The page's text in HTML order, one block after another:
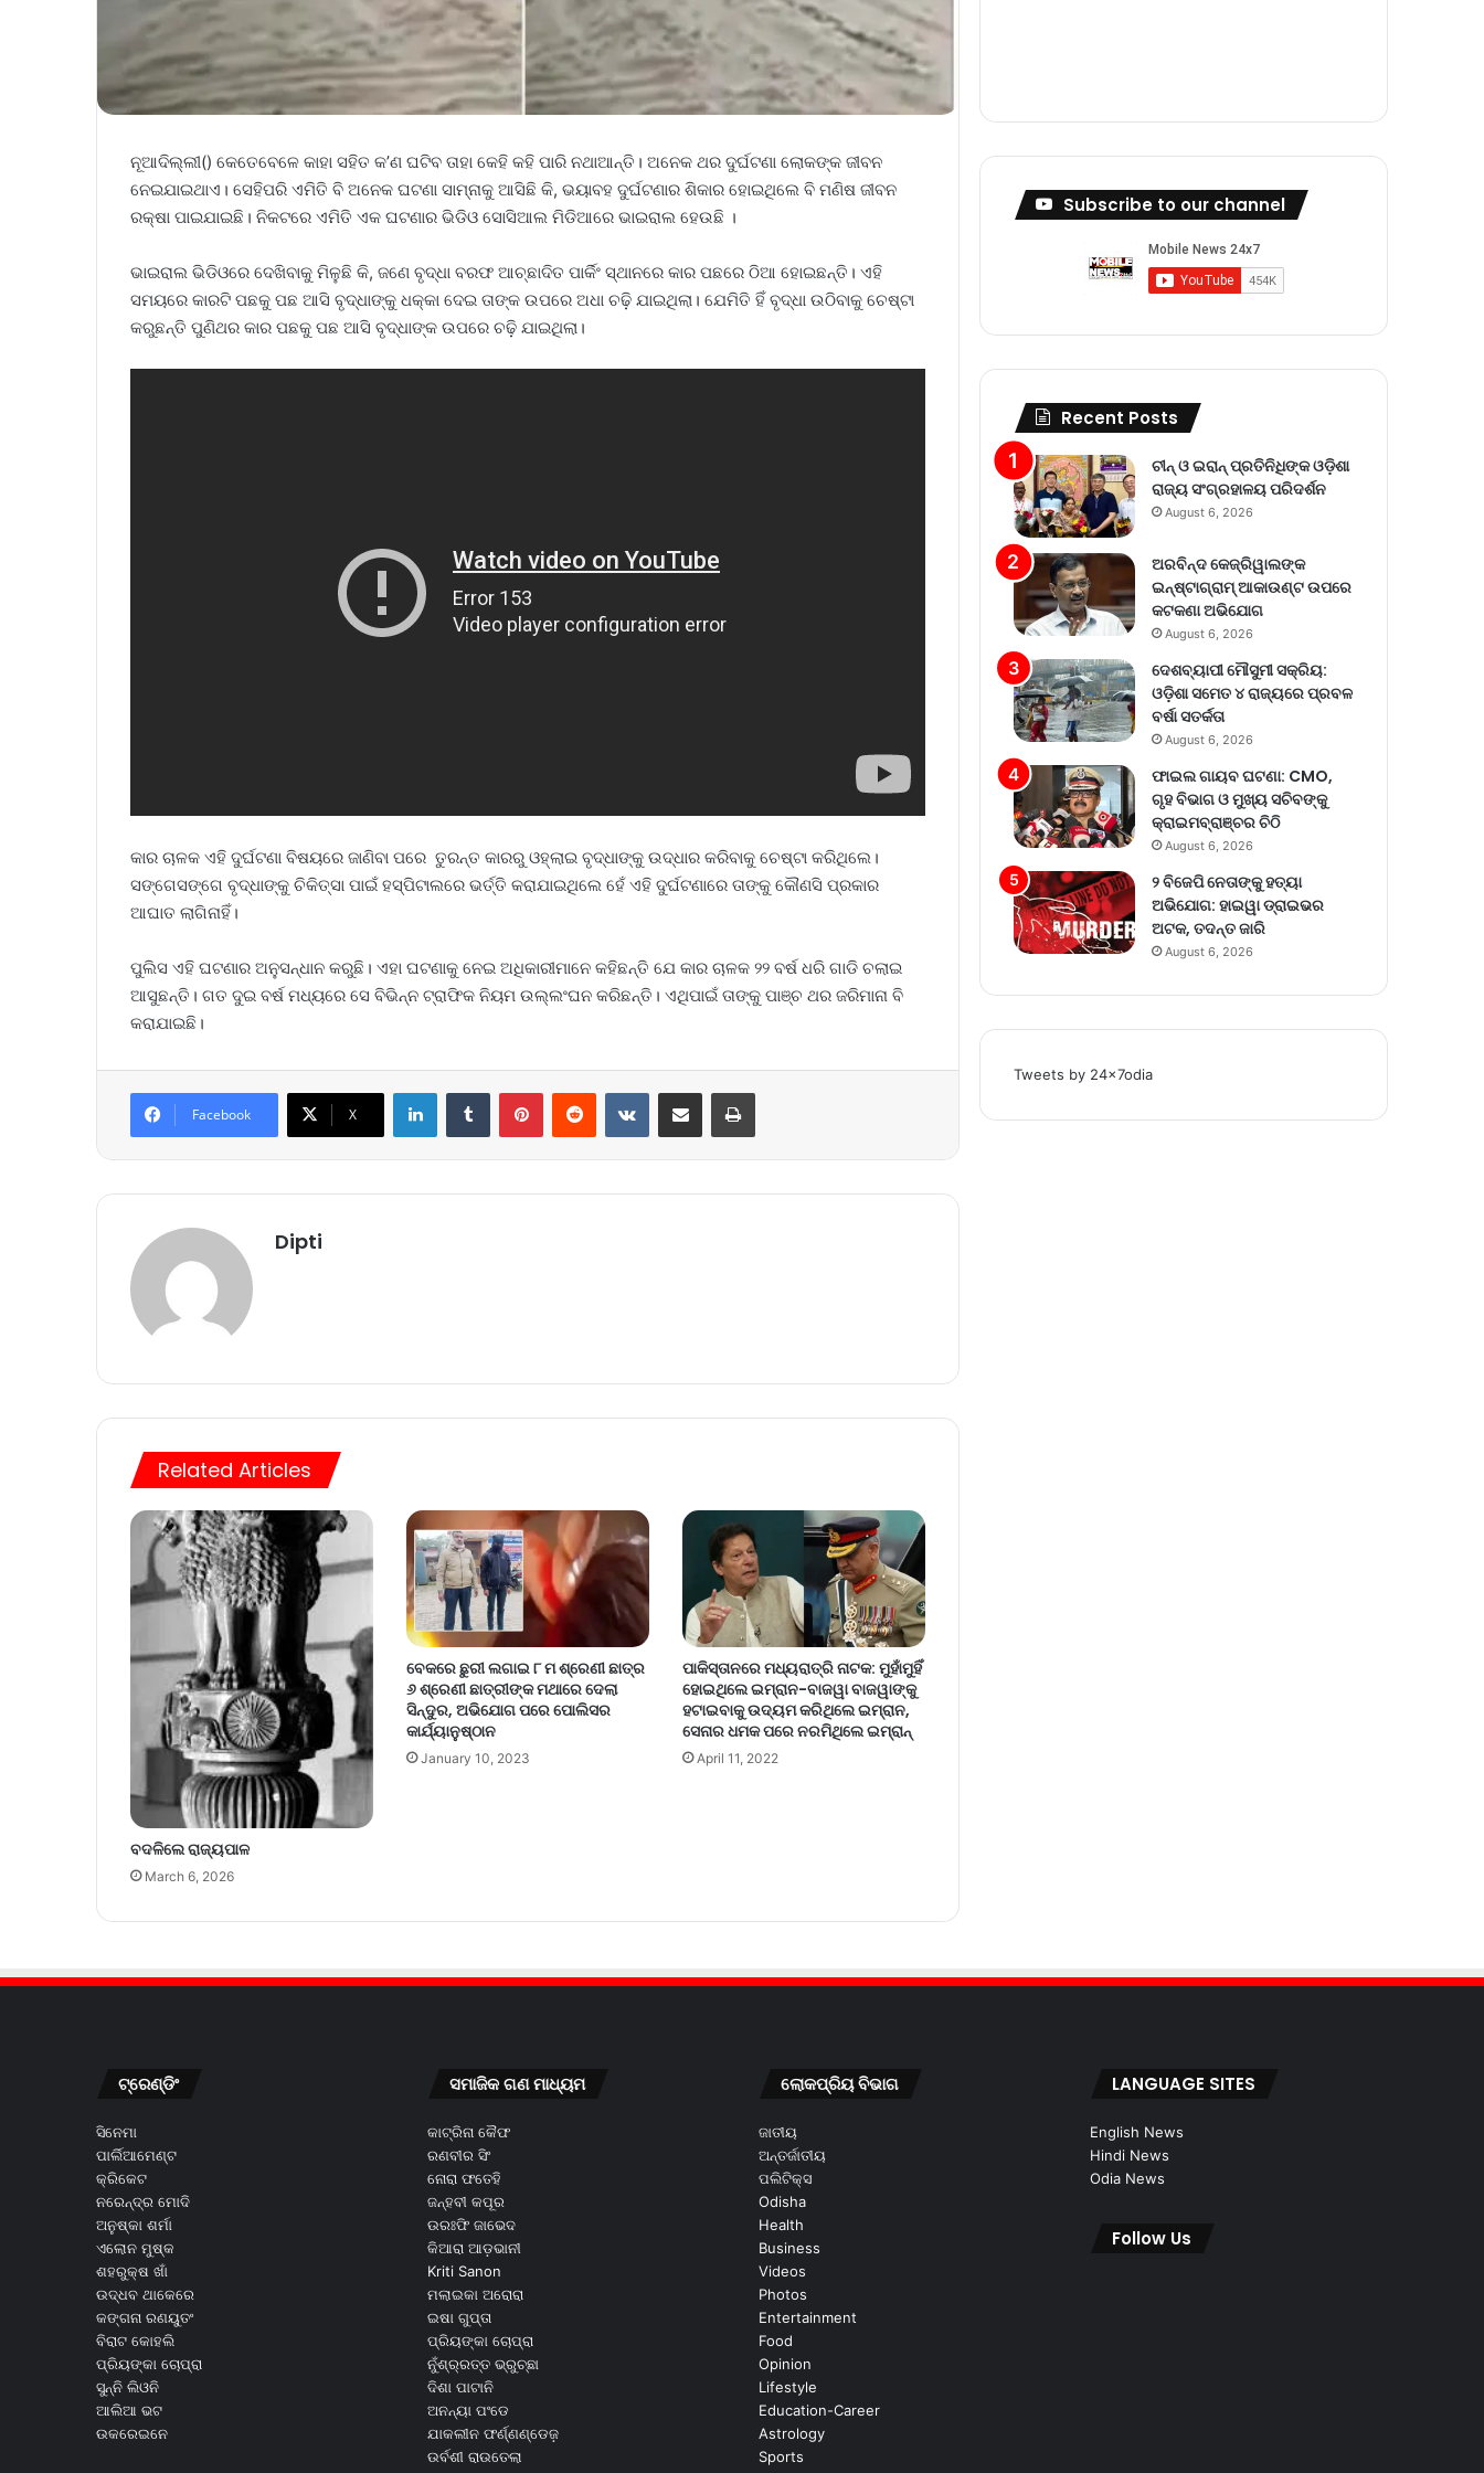
ନୂଆଦିଲ୍ଲୀ() କେତେବେଳେ କାହା ସହିତ କ’ଣ ଘଟିବ ତାହା କେହି କହି ପାରି ନଥାଆନ୍ତି। ଅନେକ ଥର ଦୁର୍ଘଟଣା ଲୋକଙ୍କ ଜୀବନ
ନେଇଯାଇଥାଏ। ସେହିପରି ଏମିତି ବି ଅନେକ ଘଟଣା ସାମ୍ନାକୁ ଆସିଛି କି, ଭୟାବହ ଦୁର୍ଘଟଣାର ଶିକାର ହୋଇଥିଲେ ବି ମଣିଷ ଜୀବନ
ରକ୍ଷା ପାଇଯାଇଛି। ନିକଟରେ ଏମିତି ଏକ ଘଟଣାର ଭିଡିଓ ସୋସିଆଲ ମିଡିଆରେ ଭାଇରାଲ ହେଉଛି ।
ଭାଇରାଲ ଭିଡିଓରେ ଦେଖିବାକୁ ମିଳୁଛି କି, ଜଣେ ବୃଦ୍ଧା ବରଫ ଆଚ୍ଛାଦିତ ପାର୍କିଂ ସ୍ଥାନରେ କାର ପଛରେ ଠିଆ ହୋଇଛନ୍ତି। ଏହି
ସମୟରେ କାରଟି ପଛକୁ ପଛ ଆସି ବୃଦ୍ଧାଙ୍କୁ ଧକ୍କା ଦେଇ ତାଙ୍କ ଉପରେ ଅଧା ଚଢ଼ି ଯାଇଥିଲା। ଯେମିତି ହିଁ ବୃଦ୍ଧା ଉଠିବାକୁ ଚେଷ୍ଟା
କରୁଛନ୍ତି ପୁଣିଥର କାର ପଛକୁ ପଛ ଆସି ବୃଦ୍ଧାଙ୍କ ଉପରେ ଚଢ଼ି ଯାଇଥିଲା।
କାର ଚାଳକ ଏହି ଦୁର୍ଘଟଣା ବିଷୟରେ ଜାଣିବା ପରେ ତୁରନ୍ତ କାରରୁ ଓହ୍ଲାଇ ବୃଦ୍ଧାଙ୍କୁ ଉଦ୍ଧାର କରିବାକୁ ଚେଷ୍ଟା କରିଥିଲେ।
ସଙ୍ଗେସଙ୍ଗେ ବୃଦ୍ଧାଙ୍କୁ ଚିକିତ୍ସା ପାଇଁ ହସ୍ପିଟାଲରେ ଭର୍ତ୍ତି କରାଯାଇଥିଲେ ହେଁ ଏହି ଦୁର୍ଘଟଣା‌ରେ ତାଙ୍କୁ କୌଣସି ପ୍ରକାର
ଆଘାତ ଲାଗିନାହିଁ।
ପୁଲିସ ଏହି ଘଟଣାର ଅନୁସନ୍ଧାନ କରୁଛି। ଏହା ଘଟଣାକୁ ନେଇ ଅଧିକାରୀମାନେ କହିଛନ୍ତି ଯେ କାର ଚାଳକ ୨୨ ବର୍ଷ ଧରି ଗାଡି ଚଲାଇ
ଆସୁଛନ୍ତି। ଗତ ଦୁଇ ବର୍ଷ ମଧ୍ୟରେ ସେ ବିଭିନ୍ନ ଟ୍ରାଫିକ ନିୟମ ଉଲ୍ଲଂଘନ କରିଛନ୍ତି। ଏଥିପାଇଁ ତାଙ୍କୁ ପାଞ୍ଚ ଥର ଜରିମାନା ବି
କରାଯାଇଛି।
Facebook X
Dipti
Related Articles
ବଦଳିଲେ ରାଜ୍ୟପାଳ
March 6, 2026
ବେକରେ ଛୁରୀ ଲଗାଇ ୮ ମ ଶ୍ରେଣୀ ଛାତ୍ର
୬ ଶ୍ରେଣୀ ଛାତ୍ରୀଙ୍କ ମଥାରେ ଦେଲା
ସିନ୍ଦୁର, ଅଭିଯୋଗ ପରେ ପୋଲିସର
କାର୍ଯ୍ୟାନୁଷ୍ଠାନ
January 10, 2023
ପାକିସ୍ତାନରେ ମଧ୍ୟରାତ୍ରି ନାଟକ: ମୁହାଁମୁହିଁ
ହୋଇଥିଲେ ଇମ୍ରାନ-ବାଜୱା ବାଜୱାଙ୍କୁ
ହଟାଇବାକୁ ଉଦ୍ୟମ କରିଥିଲେ ଇମ୍ରାନ,
ସେନାର ଧମକ ପରେ ନରମିଥିଲେ ଇମ୍ରାନ୍
April 11, 2022
Subscribe to our channel
Recent Posts
ଚୀନ୍ ଓ ଇରାନ୍ ପ୍ରତିନିଧିଙ୍କ ଓଡ଼ିଶା
ରାଜ୍ୟ ସଂଗ୍ରହାଳୟ ପରିଦର୍ଶନ
August 6, 2026
ଅରବିନ୍ଦ କେଜ୍ରିୱାଲଙ୍କ
ଇନ୍‌ଷ୍ଟାଗ୍ରାମ୍ ଆକାଉଣ୍ଟ ଉପରେ
କଟକଣା ଅଭିଯୋଗ
August 6, 2026
ଦେଶବ୍ୟାପୀ ମୌସୁମୀ ସକ୍ରିୟ:
ଓଡ଼ିଶା ସମେତ ୪ ରାଜ୍ୟରେ ପ୍ରବଳ
ବର୍ଷା ସତର୍କତା
August 6, 2026
ଫାଇଲ ଗାୟବ ଘଟଣା: CMO,
ଗୃହ ବିଭାଗ ଓ ମୁଖ୍ୟ ସଚିବଙ୍କୁ
କ୍ରାଇମବ୍ରାଞ୍ଚର ଚିଠି
August 6, 2026
୨ ବିଜେପି ନେତାଙ୍କୁ ହତ୍ୟା
ଅଭିଯୋଗ: ହାଇୱା ଡ୍ରାଇଭର
ଅଟକ, ତଦନ୍ତ ଜାରି
August 6, 2026
Tweets by 24x7odia
ଟ୍ରେଣ୍ଡିଂ
ସିନେମା
ପାର୍ଲିଆମେଣ୍ଟ
କ୍ରିକେଟ
ନରେନ୍ଦ୍ର ମୋଦି
ଅନୁଷ୍କା ଶର୍ମା
ଏଲୋନ ମୁଷ୍କ
ଶହରୁକ୍ଷ ଖାଁ
ଉଦ୍ଧବ ଥାକେରେ
କଙ୍ଗନା ରଣୟୁତଂ
ବିରାଟ କୋହଲି
ପ୍ରିୟଙ୍କା ଚୋପ୍ରା
ସୁନ୍ନି ଲିଓନି
ଆଲିଆ ଭଟ
ଉକରେଇନେ
ସମାଜିକ ଗଣ ମାଧ୍ୟମ
କାଟ୍ରିନା କୈଫ
ରଣବୀର ସିଂ
ନୋରା ଫତେହି
ଜନ୍ହବୀ କପୂର
ଉରଃଫି ଜାଭେଦ
କିଆରା ଆଡ଼ଭାନୀ
Kriti Sanon
ମଲାଇକା ଅରୋରା
ଇଷା ଗୁପ୍ତା
ପ୍ରିୟଙ୍କା ଚୋପ୍ରା
ନୁଁଶ୍ର୍ରତ୍ତ ଭ୍ରୁଚ୍ଛା
ଦିଶା ପାଟାନି
ଅନନ୍ୟା ପଂଡେ
ଯାକଲୀନ ଫର୍ଣ୍ଣଣ୍ଡେଜ଼
ଉର୍ବଶୀ ରାଉତେଲା
ଲୋକପ୍ରିୟ ବିଭାଗ
ଜାତୀୟ
ଅନ୍ତର୍ଜାତୀୟ
ପଲିଟିକ୍ସ
Odisha
Health
Business
Videos
Photos
Entertainment
Food
Opinion
Lifestyle
Education-Career
Astrology
Sports
LANGUAGE SITES
English News
Hindi News
Odia News
Follow Us